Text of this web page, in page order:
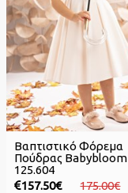
Βαπτιστικό Φόρεμα
Πούδρας Babybloom
125.604
157.50€
175.00€